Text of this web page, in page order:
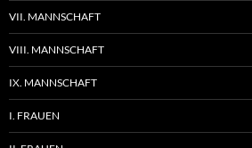
VII. MANNSCHAFT
VIII. MANNSCHAFT
IX. MANNSCHAFT
I. FRAUEN